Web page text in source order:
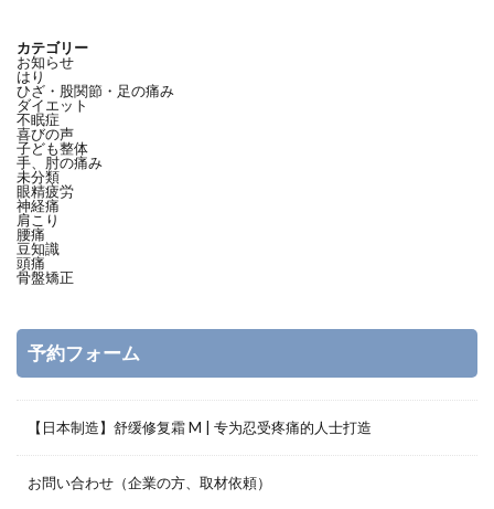
カテゴリー
お知らせ
はり
ひざ・股関節・足の痛み
ダイエット
不眠症
喜びの声
子ども整体
手、肘の痛み
未分類
眼精疲労
神経痛
肩こり
腰痛
豆知識
頭痛
骨盤矯正
予約フォーム
【日本制造】舒缓修复霜 M | 专为忍受疼痛的人士打造
お問い合わせ（企業の方、取材依頼）